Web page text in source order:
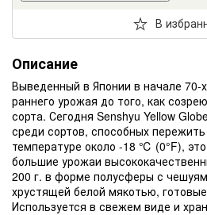
В
Описание
Выведенный в Японии в начале 70-
раннего урожая до того, как
сорта. Сегодня Senshyu Yellow
среди сортов, способных
температуре около -18 ℃ (0°F),
большие урожаи
200 г. в форме полусферы с
хрустящей белой мякотью,
Используется в свежем виде и